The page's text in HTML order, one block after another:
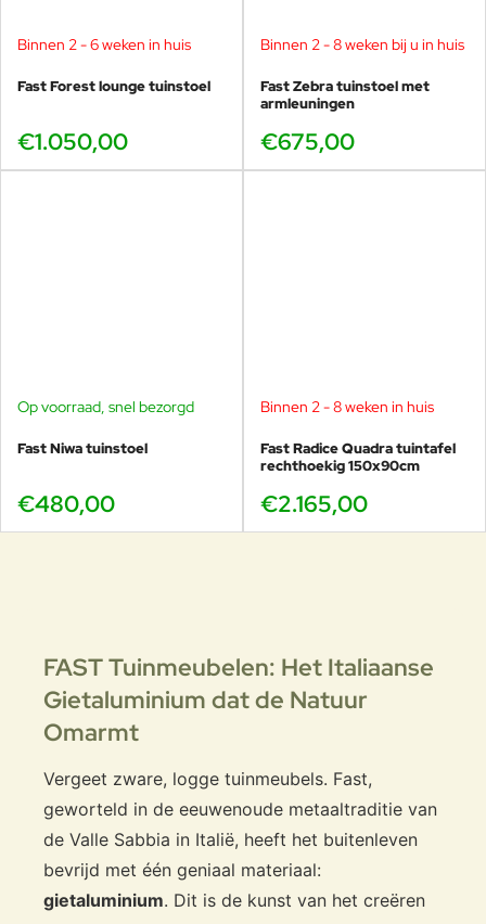
Binnen 2 - 6 weken in huis
Fast Forest lounge tuinstoel
€1.050,00
Binnen 2 - 8 weken bij u in huis
Fast Zebra tuinstoel met
armleuningen
€675,00
Op voorraad, snel bezorgd
Fast Niwa tuinstoel
€480,00
Binnen 2 - 8 weken in huis
Fast Radice Quadra tuintafel
rechthoekig 150x90cm
€2.165,00
FAST Tuinmeubelen: Het Italiaanse
Gietaluminium dat de Natuur
Omarmt
Vergeet zware, logge tuinmeubels. Fast,
geworteld in de eeuwenoude metaaltraditie van
de Valle Sabbia in Italië, heeft het buitenleven
bevrijd met één geniaal materiaal:
gietaluminium. Dit is de kunst van het creëren